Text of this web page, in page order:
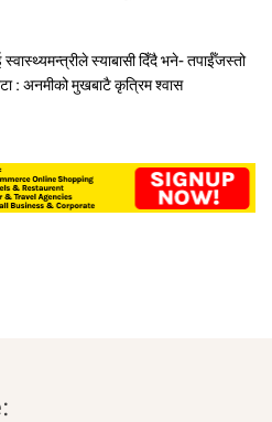
स्याबासी दिँदै भने- तपाईँजस्तो
: अनमीको मुखबाटै कृत्रिम श्वास